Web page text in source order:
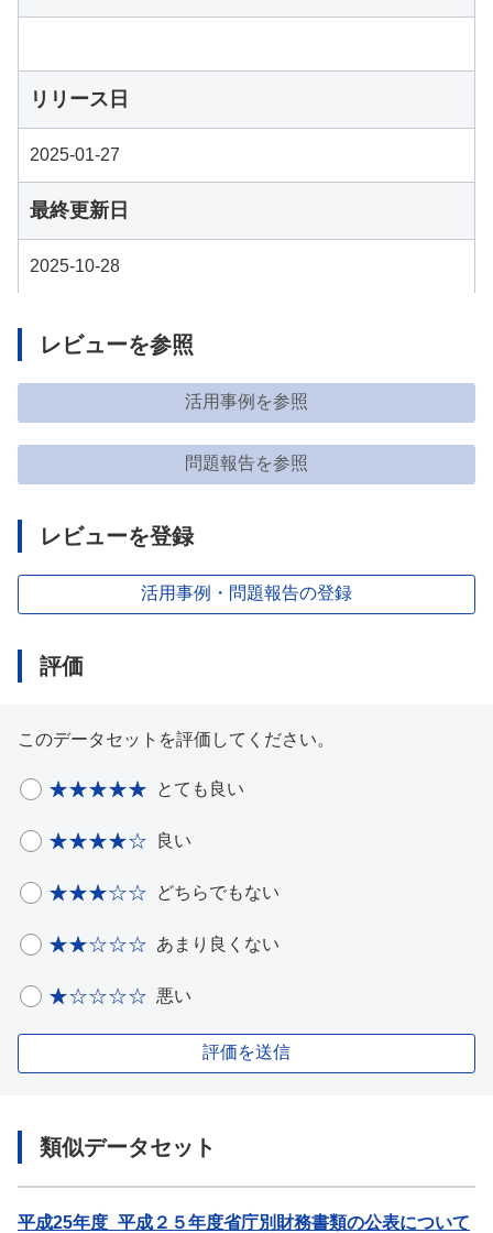
リリース日
2025-01-27
最終更新日
2025-10-28
レビューを参照
活用事例を参照
問題報告を参照
レビューを登録
活用事例・問題報告の登録
評価
このデータセットを評価してください。
とても良い
良い
どちらでもない
あまり良くない
悪い
評価を送信
類似データセット
平成25年度_平成２５年度省庁別財務書類の公表について